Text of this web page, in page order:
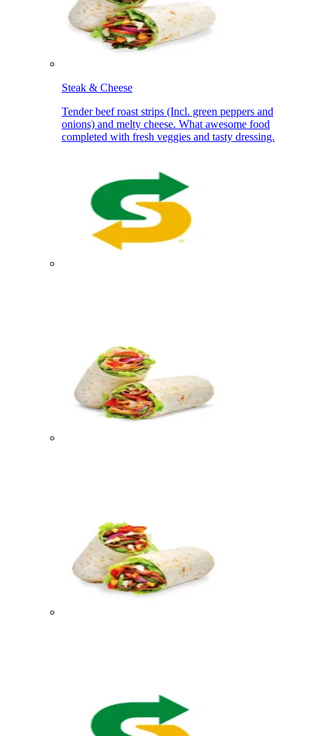
Steak & Cheese​​​​‌ ‍ ​‍​‍‌‍ ‌ ​‍‌‍‍‌‌‍‌ ‌‍‍‌‌‍ ‍​‍​‍​ ‍‍​‍​‍‌ ​ ‌‍​‌‌‍ ‍‌‍‍‌‌ ‌​‌ ‍‌​‍ ‍‌‍‍‌‌‍ ​‍​‍​‍ ​​‍​‍‌‍‍​‌ ​‍‌‍‌‌‌‍‌‍​‍​‍​ ‍‍​‍​‍‌‍‍​‌ ‌​‌ ‌​‌ ​​‌ ​ ​ ‍‍​‍ ​‍ ‌‍ ‍‌‍ ‌ ​‍‌‍‌​‌‍‍‌‌‍​ ​‍ ‌‌‍​‍‌‍‍‌‌ ‌​‌‍‌‌‌ ​ ​‍ ‌‌‍‌ ‌ ​‍‌‍ ‌ ‌‌‌ ​​​‍ ‌‌ ​ ‌ ‌​‌ ‌‌‌‍‌​‌‍‍‌‌‍ ​‍ ‍‌ ‌‍‌‍‌‌‌ ​‍‌‍​ ‌‍‌‌‌‍ ​​‍ ‍‌‍​‌‌ ​​‌ ​​​‍ ‌‍‍‌‌‍ ‍‌ ‌​‌‍‌‌‌‍ ‍‌ ‌​​‍ ‌‍‌‌‌‍‌​‌‍‍‌‌ ‌​​‍ ‌‍ ‌‌‍ ‌‍‌​‌‍‌‌​ ‌‌ ​​‌ ​‍‌‍‌‌‌ ​ ‌‍‌‌‌‍ ‍‌ ‌​‌‍​‌‌ ‌​‌‍‍‌‌‍ ‌‍ ‍​ ‍ ‌‍‍‌‌‍‌​​ ‌‌‍​‍​ ‌‍‌‍‌‌​ ​​‌‍​‍​ ‍‌​ ​‌‌‍‌​​‍ ‌​ ​ ​ ​‌​ ​​​ ‌​​‍ ‌​ ‌​​ ​​‌‍‌​​ ​‌​‍ ‌‌‍​‍​ ‌​​ ​ ‌‍‌‍​‍ ‌​ ‌​‌‍​‌‌‍​‌​ ‌ ‌‍‌‍​ ‍‌​ ‍​​ ​‌​ ‌​‌‍‌‌​ ‌​‌‍‌​​ ‍ ‌ ‌​‌ ‍‌‌ ​​‌‍‌‌​ ‌‌ ​​‌ ​‍‌‍ ‌‍‌​‌ ‌‌‌‍​ ‌ ‌​​ ‍ ‌ ​​‌‍​‌‌ ‌​‌‍‍​​ ‌‌‍ ‍‌‍​‌‌‍ ‌‌‍‌‌​‍‌‌​ ‌‌‌​​‍‌‌ ‌‍‍ ‌‍‌‌‌ ‍‌​‍‌‌​ ​ ‌​‌​​‍‌‌​ ​ ‌​‌​​‍‌‌​ ​‍​ ​‍‌‍‌‌‌‍ ‍​‍‌‌​ ​‍​ ​‍​‍‌‌​ ‌‌‌​‌​​‍ ‍‌ ‌‍‌‍​‌‌‍ ​‌ ‌‌‌‍‌‌​ ‌‍​‍‌‍​‌‌ ​ ‌‍‌‌‌‌‌‌‌ ​‍‌‍ ​​ ‌‌‍‍​‌ ‌​‌ ‌​‌ ​​‌ ​ ​‍‌‌​ ​ ‌​​‌​‍‌‌​ ​‍‌​‌‍​‍‌‌​ ​‍‌​‌‍‌‍ ‍‌‍ ‌ ​‍‌‍‌​‌‍‍‌‌‍​ ​‍ ‌‌‍​‍‌‍‍‌‌ ‌​‌‍‌‌‌ ​ ​‍ ‌‌‍‌ ‌ ​‍‌‍ ‌ ‌‌‌ ​​​‍ ‌‌ ​ ‌ ‌​‌ ‌‌‌‍‌​‌‍‍‌‌‍ ​‍ ‍‌ ‌‍‌‍‌‌‌ ​‍‌‍​ ‌‍‌‌‌‍ ​​‍ ‍‌‍​‌‌ ​​‌ ​​​‍‌‍‌‍‍‌‌‍‌​​ ‌‌‍​‍​ ‌‍‌‍‌‌​ ​​‌‍​‍​ ‍‌​ ​‌‌‍‌​​‍ ‌​ ​ ​ ​‌​ ​​​ ‌​​‍ ‌​ ‌​​ ​​‌‍‌​​ ​‌​‍ ‌‌‍​‍​ ‌​​ ​ ‌‍‌‍​‍ ‌​ ‌​‌‍​‌‌‍​‌​ ‌ ‌‍‌‍​ ‍‌​ ‍​​ ​‌​ ‌​‌‍‌‌​ ‌​‌‍‌​​‍‌‍‌ ‌​‌ ‍‌‌ ​​‌‍‌‌​ ‌‌ ​​‌ ​‍‌‍ ‌‍‌​‌ ‌‌‌‍​ ‌ ‌​​‍‌‍‌ ​​‌‍​‌‌ ‌​‌‍‍​​ ‌‌‍ ‍‌‍​‌‌‍ ‌‌‍‌‌​‍‌‌​ ‌‌‌​​‍‌‌ ‌‍‍ ‌‍‌‌‌ ‍‌​‍‌‌​ ​ ‌​‌​​‍‌‌​ ​ ‌​‌​​‍‌‌​ ​‍​ ​‍‌‍‌‌‌‍ ‍​‍‌‌​ ​‍​ ​‍​‍‌‌​ ‌‌‌​‌​​‍ ‍‌ ‌‍‌‍​‌‌‍ ​‌ ‌‌‌‍‌‌​‍‌‍‌ ​​‌‍‌‌‌ ​‍‌ ​ ‌ ​​‌‍‌‌‌‍​ ‌ ‌​‌‍‍‌‌ ‌‍‌‍‌‌​ ‌‌ ​​‌ ‌‌‌‍​‍‌‍ ​‌‍‍‌‌ ​ ‌‍‍​‌‍‌‌‌‍‌​​‍​‍‌ ‌
Tender beef roast strips (Incl. green peppers and
onions) and melty cheese. What awesome food
completed with fresh veggies and tasty dressing.​​​​‌ ‍ ​‍​‍‌‍ ‌ ​‍‌‍‍‌‌‍‌ ‌‍‍‌‌‍ ‍​‍​‍​ ‍‍​‍​‍‌ ​ ‌‍​‌‌‍ ‍‌‍‍‌‌ ‌​‌ ‍‌​‍ ‍‌‍‍‌‌‍ ​‍​‍​‍ ​​‍​‍‌‍‍​‌ ​‍‌‍‌‌‌‍‌‍​‍​‍​ ‍‍​‍​‍‌‍‍​‌ ‌​‌ ‌​‌ ​​‌ ​ ​ ‍‍​‍ ​‍ ‌‍ ‍‌‍ ‌ ​‍‌‍‌​‌‍‍‌‌‍​ ​‍ ‌‌‍​‍‌‍‍‌‌ ‌​‌‍‌‌‌ ​ ​‍ ‌‌‍‌ ‌ ​‍‌‍ ‌ ‌‌‌ ​​​‍ ‌‌ ​ ‌ ‌​‌ ‌‌‌‍‌​‌‍‍‌‌‍ ​‍ ‍‌ ‌‍‌‍‌‌‌ ​‍‌‍​ ‌‍‌‌‌‍ ​​‍ ‍‌‍​‌‌ ​​‌ ​​​‍ ‌‍‍‌‌‍ ‍‌ ‌​‌‍‌‌‌‍ ‍‌ ‌​​‍ ‌‍‌‌‌‍‌​‌‍‍‌‌ ‌​​‍ ‌‍ ‌‌‍ ‌‍‌​‌‍‌‌​ ‌‌ ​​‌ ​‍‌‍‌‌‌ ​ ‌‍‌‌‌‍ ‍‌ ‌​‌‍​‌‌ ‌​‌‍‍‌‌‍ ‌‍ ‍​ ‍ ‌‍‍‌‌‍‌​​ ‌‌‍​‍​ ‌‍‌‍‌‌​ ​​‌‍​‍​ ‍‌​ ​‌‌‍‌​​‍ ‌​ ​ ​ ​‌​ ​​​ ‌​​‍ ‌​ ‌​​ ​​‌‍‌​​ ​‌​‍ ‌‌‍​‍​ ‌​​ ​ ‌‍‌‍​‍ ‌​ ‌​‌‍​‌‌‍​‌​ ‌ ‌‍‌‍​ ‍‌​ ‍​​ ​‌​ ‌​‌‍‌‌​ ‌​‌‍‌​​ ‍ ‌ ‌​‌ ‍‌‌ ​​‌‍‌‌​ ‌‌ ​​‌ ​‍‌‍ ‌‍‌​‌ ‌‌‌‍​ ‌ ‌​​ ‍ ‌ ​​‌‍​‌‌ ‌​‌‍‍​​ ‌‌ ​ ‌‍‍​‌‍ ‌ ​‍‌ ‌​‌​‌​‌‍‌‌‌ ​ ‌‍​ ‌ ​‍‌‍‍‌‌ ​​‌ ‌​‌‍‍‌‌‍ ‌‍ ‍​‍‌‌​ ‌‌‌​​‍‌‌ ‌‍‍ ‌‍‌‌‌ ‍‌​‍‌‌​ ​ ‌​‌​​‍‌‌​ ​ ‌​‌​​‍‌‌​ ​‍​ ​‍‌‍‌‌‌‍ ‍​‍‌‌​ ​‍​ ​‍​‍‌‌​ ‌‌‌​‌​​‍ ‍‌ ‌‍‌‍​‌‌‍ ​‌ ‌‌‌‍‌‌​ ‌‍​‍‌‍​‌‌ ​ ‌‍‌‌‌‌‌‌‌ ​‍‌‍ ​​ ‌‌‍‍​‌ ‌​‌ ‌​‌ ​​‌ ​ ​‍‌‌​ ​ ‌​​‌​‍‌‌​ ​‍‌​‌‍​‍‌‌​ ​‍‌​‌‍‌‍ ‍‌‍ ‌ ​‍‌‍‌​‌‍‍‌‌‍​ ​‍ ‌‌‍​‍‌‍‍‌‌ ‌​‌‍‌‌‌ ​ ​‍ ‌‌‍‌ ‌ ​‍‌‍ ‌ ‌‌‌ ​​​‍ ‌‌ ​ ‌ ‌​‌ ‌‌‌‍‌​‌‍‍‌‌‍ ​‍ ‍‌ ‌‍‌‍‌‌‌ ​‍‌‍​ ‌‍‌‌‌‍ ​​‍ ‍‌‍​‌‌ ​​‌ ​​​‍‌‍‌‍‍‌‌‍‌​​ ‌‌‍​‍​ ‌‍‌‍‌‌​ ​​‌‍​‍​ ‍‌​ ​‌‌‍‌​​‍ ‌​ ​ ​ ​‌​ ​​​ ‌​​‍ ‌​ ‌​​ ​​‌‍‌​​ ​‌​‍ ‌‌‍​‍​ ‌​​ ​ ‌‍‌‍​‍ ‌​ ‌​‌‍​‌‌‍​‌​ ‌ ‌‍‌‍​ ‍‌​ ‍​​ ​‌​ ‌​‌‍‌‌​ ‌​‌‍‌​​‍‌‍‌ ‌​‌ ‍‌‌ ​​‌‍‌‌​ ‌‌ ​​‌ ​‍‌‍ ‌‍‌​‌ ‌‌‌‍​ ‌ ‌​​‍‌‍‌ ​​‌‍​‌‌ ‌​‌‍‍​​ ‌‌ ​ ‌‍‍​‌‍ ‌ ​‍‌ ‌​‌​‌​‌‍‌‌‌ ​ ‌‍​ ‌ ​‍‌‍‍‌‌ ​​‌ ‌​‌‍‍‌‌‍ ‌‍ ‍​‍‌‌​ ‌‌‌​​‍‌‌ ‌‍‍ ‌‍‌‌‌ ‍‌​‍‌‌​ ​ ‌​‌​​‍‌‌​ ​ ‌​‌​​‍‌‌​ ​‍​ ​‍‌‍‌‌‌‍ ‍​‍‌‌​ ​‍​ ​‍​‍‌‌​ ‌‌‌​‌​​‍ ‍‌ ‌‍‌‍​‌‌‍ ​‌ ‌‌‌‍‌‌​‍‌‍‌ ​​‌‍‌‌‌ ​‍‌ ​ ‌ ​​‌‍‌‌‌‍​ ‌ ‌​‌‍‍‌‌ ‌‍‌‍‌‌​ ‌‌ ​​‌ ‌‌‌‍​‍‌‍ ​‌‍‍‌‌ ​ ‌‍‍​‌‍‌‌‌‍‌​​‍​‍‌ ‌